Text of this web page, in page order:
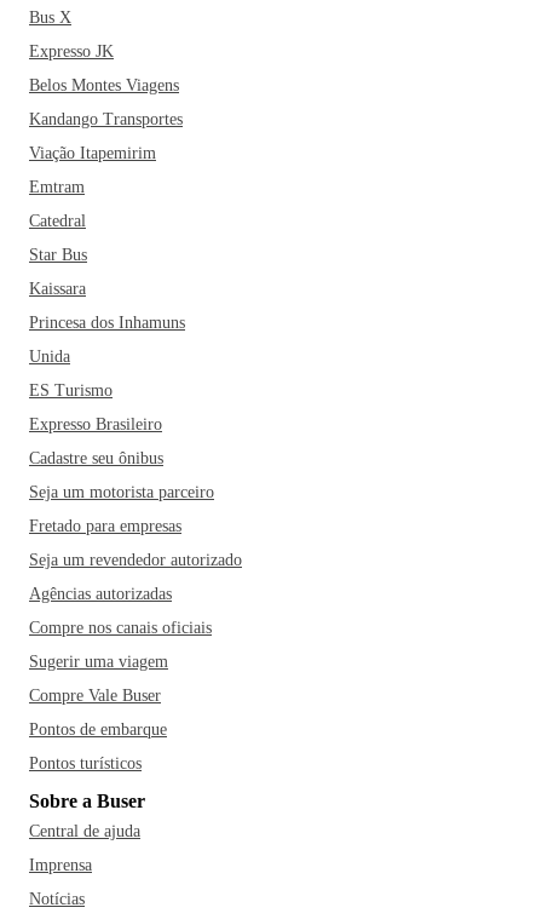
planejando a sua viagem pra lá, não deixe de incluir na rota
curtir um fim de semana no Solar das Águas Quentes e dê
uma passadinha na Mesquita de Maringá. Você não vai se
arrepender!
Bus X
Expresso JK
Belos Montes Viagens
Kandango Transportes
Viação Itapemirim
Emtram
Catedral
Star Bus
Kaissara
Princesa dos Inhamuns
Unida
ES Turismo
Expresso Brasileiro
Cadastre seu ônibus
Seja um motorista parceiro
Fretado para empresas
Seja um revendedor autorizado
Agências autorizadas
Compre nos canais oficiais
Sugerir uma viagem
Compre Vale Buser
Pontos de embarque
Pontos turísticos
Sobre a Buser
Central de ajuda
Imprensa
Notícias